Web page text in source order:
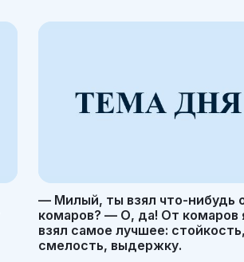
— Милый, ты взял что-нибудь
комаров? — О, да! От комаров
взял самое лучшее: стойкость,
смелость, выдержку.